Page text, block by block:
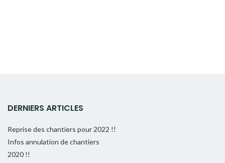
DERNIERS ARTICLES
Reprise des chantiers pour 2022 !!
Infos annulation de chantiers
2020 !!